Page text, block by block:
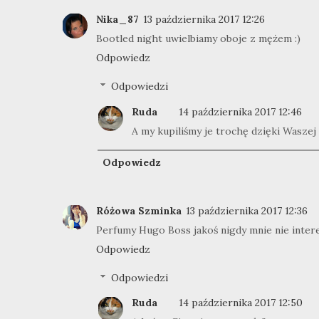
Nika_87 13 października 2017 12:26
Bootled night uwielbiamy oboje z mężem :)
Odpowiedz
Odpowiedzi
Ruda
14 października 2017 12:46
A my kupiliśmy je trochę dzięki
Odpowiedz
Różowa Szminka 13 października 2017 12:36
Perfumy Hugo Boss jakoś nigdy mnie nie
Odpowiedz
Odpowiedzi
Ruda
14 października 2017 12:50